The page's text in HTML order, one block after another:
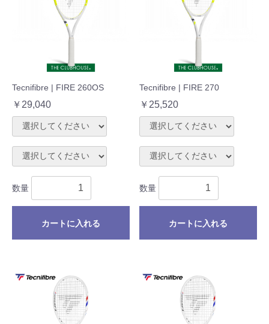
Tecnifibre | FIRE 260OS
￥29,040
数量
カートに入れる
Tecnifibre | FIRE 270
￥25,520
数量
カートに入れる